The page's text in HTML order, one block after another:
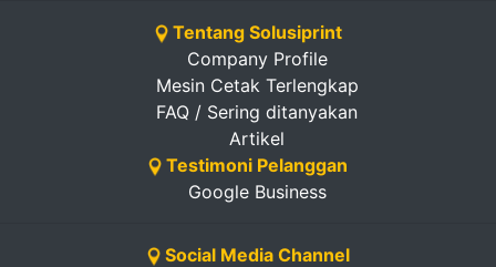
Tentang Solusiprint
Company Profile
Mesin Cetak Terlengkap
FAQ / Sering ditanyakan
Artikel
Testimoni Pelanggan
Google Business
Social Media Channel